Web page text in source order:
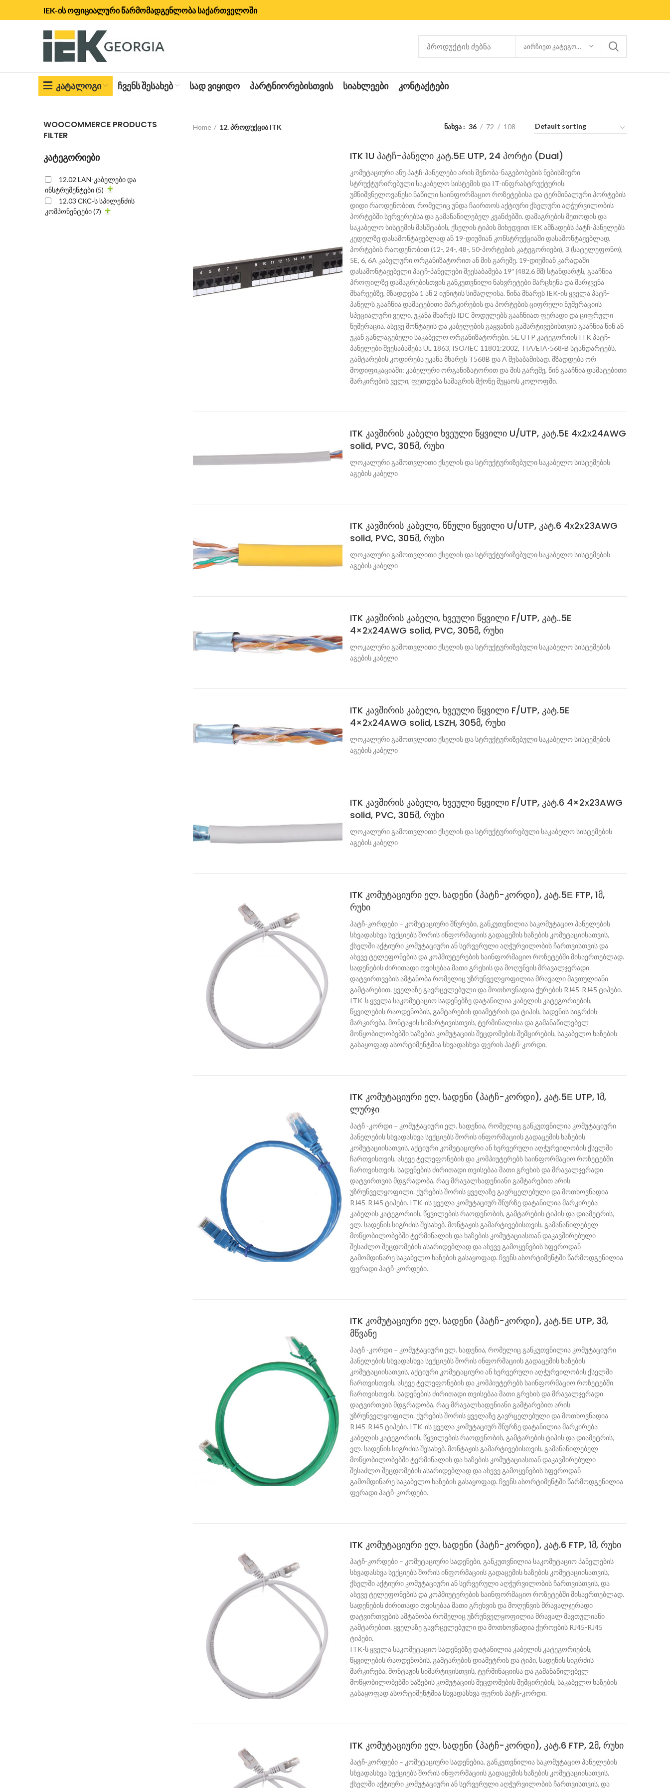
IEK-ის ოფიციალური წარმომადგენლობა საქართველოში
ᲐᲘᲠᲩᲘᲔᲗ ᲙᲐᲢᲔᲒᲝᲠᲘᲐ
ᲙᲐᲢᲐᲚᲝᲒᲘ ᲩᲕᲔᲜᲡ ᲨᲔᲡᲐᲮᲔᲑ ᲡᲐᲓ ᲕᲘᲧᲘᲓᲝ ᲞᲐᲠᲢᲜᲘᲝᲠᲔᲑᲘᲡᲗᲕᲘᲡ ᲡᲘᲐᲮᲚᲔᲔᲑᲘ ᲙᲝᲜᲢᲐᲥᲢᲔᲑᲘ
WOOCOMMERCE PRODUCTS
FILTER
კატეგორიები
12.02 LAN-კაბელები და
ინსტრუმენტები (5)
12.03 СКС-ს სპილენძის
კომპონენტები (7)
Home 12. პროდუქცია ITK ნახვა 36 72 108
ITK 1U პატჩ-პანელი კატ.5Е UTP, 24 პორტი (Dual)
კომუტაციური ანუ პატჩ-პანელები არის შენობა-ნაგებობების ნებისმიერი
სტრუქტურირებული საკაბელო სისტემის და IT-ინფრასტრუქტურის
უმნიშვნელოვანესი ნაწილი საინფორმაციო როზეტებისა და ტერმინალური პორტების
დიდი რაოდენობით, რომელიც უნდა ჩაირთოს აქტიური ქსელური აღჭურვილობის
პორტებში სერვერებსა და გამანაწილებელ კვანძებში. დამაგრების მეთოდის და
საკაბელო სისტემის მასშტაბის, ქსელის ტიპის მიხედვით IEK ამზადებს პატჩ-პანელებს
კედელზე დასამონტაჟებლად ან 19-დიუმიან კონსტრუქციაში დასამონტაჟებლად,
პორტების რაოდენობით (12-, 24-, 48-, 50-პორტების კატეგორიები), 3 (სატელეფონო),
5E, 6, 6A კაბელური ორგანიზატორით ან მის გარეშე. 19-დიუმიან კარადაში
დასამონტაჟებელი პატჩ-პანელები შეესაბამება 19″ (482,6 მმ) სტანდარტს, გააჩნია
პროფილზე დამაგრებისთვის განკუთვნილი ნახვრეტები მარცხენა და მარჯვენა
მხარეებზე, მზადდება 1 ან 2 იუნიტის სიმაღლისა. წინა მხარეს IEK-ის ყველა პატჩ-
პანელს გააჩნია დამატებითი მარკირების და პორტების ციფრული ნუმერაციის
სპეციალური ველი, უკანა მხარეს IDC მოდულებს გააჩნიათ ფერადი და ციფრული
ნუმერაცია. ასევე მონტაჟის და კაბელების გაყვანის გამარტივებისთვის გააჩნია წინ ან
უკან განლაგებული საკაბელო ორგანიზატორები. 5Е UTP კატეგორიის ITK პატჩ-
პანელები შეესაბამება UL 1863, ISO/IEC 11801:2002, TIA/EIA-568-B სტანდარტებს,
გამტარების კოდირება უკანა მხარეს T568B და A შესაბამისად. მზადდება ორ
მოდიფიკაციაში: კაბელური ორგანიზატორით და მის გარეშე, წინ გააჩნია დამატებითი
მარკირების ველი, ფუთდება სამაგრის მქონე მუყაოს კოლოფში.
ITK კავშირის კაბელი ხვეული წყვილი U/UTP, კატ.5E 4х2х24AWG
solid, PVC, 305მ, რუხი
ლოკალური გამოთვლითი ქსელის და სტრუქტურიზებული საკაბელო სისტემების
აგების კაბელი
ITK კავშირის კაბელი, წნული წყვილი U/UTP, კატ.6 4х2х23AWG
solid, PVC, 305მ, რუხი
ლოკალური გამოთვლითი ქსელის და სტრუქტურიზებული საკაბელო სისტემების
აგების კაბელი
ITK კავშირის კაბელი, ხვეული წყვილი F/UTP, კატ..5E
4×2х24AWG solid, PVC, 305მ, რუხი
ლოკალური გამოთვლითი ქსელის და სტრუქტურიზებული საკაბელო სისტემების
აგების კაბელი
ITK კავშირის კაბელი, ხვეული წყვილი F/UTP, კატ.5E
4×2х24AWG solid, LSZH, 305მ, რუხი
ლოკალური გამოთვლითი ქსელის და სტრუქტურიზებული საკაბელო სისტემების
აგების კაბელი
ITK კავშირის კაბელი, ხვეული წყვილი F/UTP, კატ.6 4×2х23AWG
solid, PVC, 305მ, რუხი
ლოკალური გამოთვლითი ქსელის და სტრუქტურირებული საკაბელო სისტემების
აგების კაბელი
ITK კომუტაციური ელ. სადენი (პატჩ-კორდი), კატ.5Е FTP, 1მ,
რუხი
პატჩ-კორდები – კომუტაციური შნურები, განკუთვნილია საკომუტაციო პანელების
სხვადასხვა სექციებს შორის ინფორმაციის გადაცემის ხაზების კომუტაციისათვის,
ქსელში აქტიური კომუტაციური ან სერვერული აღჭურვილობის ჩართვისთვის და
ასევე ტელეფონების და კოპმიუტერების საინფორმაციო როზეტებში მისაერთებლად.
სადენების ძირითადი თვისებაა მათი გრეხის და მოღუნვის მრავალჯერადი
დატვირთვების ამტანობა რომელიც უზრუნველყოფილია მრავალი მავთულიანი
გამტარებით. ყველაზე გავრცელებული და მოთხოვნადია ქურების RJ45-RJ45 ტიპები.
ITK-ს ყველა საკომუტაციო სადენებზე დატანილია კაბელის კატეგორიების,
წყვილების რაოდენობის, გამტარების დიამეტრის და ტიპის, სადენის სიგრძის
მარკირება. მონტაჟის სიმარტივისთვის, ტერმინალისა და გამანაწილებელ
მოწყობილობებში ხაზების კომუტაციის შეცდომების შემცირების, საკაბელო ხაზების
გასაყოფად ასორტიმენტშია სხვადასხვა ფერის პატჩ-კორდი.
ITK კომუტაციური ელ. სადენი (პატჩ-კორდი), კატ.5Е UTP, 1მ,
ლურჯი
პატჩ -კორდი – კომუტაციური ელ. სადენია, რომელიც განკუთვნილია კომუტაციური
პანელების სხვადასხვა სექციებს შორის ინფორმაციის გადაცემის ხაზების
კომუტაციისათვის, აქტიური კომუტაციური ან სერვერული აღჭურვილობის ქსელში
ჩართვისთვის, ასევე ტელეფონების და კომპიუტერებს საინფორმაციო როზეტებში
ჩართვისთვის. სადენების ძირითადი თვისებაა მათი გრეხის და მრავალჯერადი
დატვირთვის მდგრადობა, რაც მრავალსადენიანი გამტარებით არის
უზრუნველყოფილი. ქურების შორის ყველაზე გავრცელებული და მოთხოვნადია
RJ45-RJ45 ტიპები. ITK-ის ყველა კომუტაციურ შნურზე დატანილია მარკირება
კაბელის კატეგორიის, წყვილების რაოდენობის, გამტარების ტიპის და დიამეტრის,
ელ. სადენის სიგრძის შესახებ. მონტაჟის გამარტივებისთვის, გამანაწილებელ
მოწყობილობებში ტერმინალის და ხაზების კომუტაციასთან დაკავშირებული
შესაძლო შეცდომების ასარიდებლად და ასევე გამოყენების სფეროდან
გამომდინარე საკაბელო ხაზების გასაყოფად. ჩვენს ასორტიმენტში წარმოდგენილია
ფერადი პატჩ-კორდები.
ITK კომუტაციური ელ. სადენი (პატჩ-კორდი), კატ.5Е UTP, 3მ,
მწვანე
პატჩ -კორდი – კომუტაციური ელ. სადენია, რომელიც განკუთვნილია კომუტაციური
პანელების სხვადასხვა სექციებს შორის ინფორმაციის გადაცემის ხაზების
კომუტაციისათვის, აქტიური კომუტაციური ან სერვერული აღჭურვილობის ქსელში
ჩართვისთვის, ასევე ტელეფონების და კომპიუტერებს საინფორმაციო როზეტებში
ჩართვისთვის. სადენების ძირითადი თვისებაა მათი გრეხის და მრავალჯერადი
დატვირთვის მდგრადობა, რაც მრავალსადენიანი გამტარებით არის
უზრუნველყოფილი. ქურების შორის ყველაზე გავრცელებული და მოთხოვნადია
RJ45-RJ45 ტიპები. ITK-ის ყველა კომუტაციურ შნურზე დატანილია მარკირება
კაბელის კატეგორიის, წყვილების რაოდენობის, გამტარების ტიპის და დიამეტრის,
ელ. სადენის სიგრძის შესახებ. მონტაჟის გამარტივებისთვის, გამანაწილებელ
მოწყობილობებში ტერმინალის და ხაზების კომუტაციასთან დაკავშირებული
შესაძლო შეცდომების ასარიდებლად და ასევე გამოყენების სფეროდან
გამომდინარე საკაბელო ხაზების გასაყოფად. ჩვენს ასორტიმენტში წარმოდგენილია
ფერადი პატჩ-კორდები.
ITK კომუტაციური ელ. სადენი (პატჩ-კორდი), კატ.6 FTP, 1მ, რუხი
პატჩ-კორდები – კომუტაციური სადენები, განკუთვნილია საკომუტაციო პანელების
სხვადასხვა სექციებს შორის ინფორმაციის გადაცემის ხაზების კომუტაციისათვის,
ქსელში აქტიური კომუტაციური ან სერვერული აღჭურვილობის ჩართვისთვის, და
ასევე ტელეფონების და კოპმიუტერების საინფორმაციო როზეტებში მისაერთებლად.
სადენების ძირითადი თვისებაა მათი გრეხვის და მოღუნვის მრავალჯერადი
დატვირთვების ამტანობა რომელიც უზრუნველყოფილია მრავალ მავთულიანი
გამტარებით. ყველაზე გავრცელებული და მოთხოვნადია ქუროების RJ45-RJ45
ტიპები.
ITK-ს ყველა საკომუტაციო სადენებზე დატანილია კაბელის კატეგორიების,
წყვილების რაოდენობის, გამტარების დიამეტრის და ტიპი, სადენის სიგრძის
მარკირება. მონტაჟის სიმარტივისთვის, ტერმინაციისა და გამანაწილებელ
მოწყობილობებში ხაზების კომუტაციის შეცდომების შემცირების, საკაბელო ხაზების
გასაყოფად ასორტიმენტშია სხვადასხვა ფერის პატჩ-კორდი.
ITK კომუტაციური ელ. სადენი (პატჩ-კორდი), კატ.6 FTP, 2მ, რუხი
პატჩ-კორდები – კომუტაციური სადენებია, განკუთვნილია საკომუტაციო პანელების
სხვადასხვა სექციებს შორის ინფორმაციის გადაცემის ხაზების კომუტაციისათვის,
ქსელში აქტიური კომუტაციური ან სერვერული აღჭურვილობის ჩართვისთვის, და